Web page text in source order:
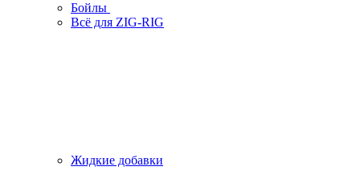
Бойлы
Всё для ZIG-RIG
Жидкие добавки